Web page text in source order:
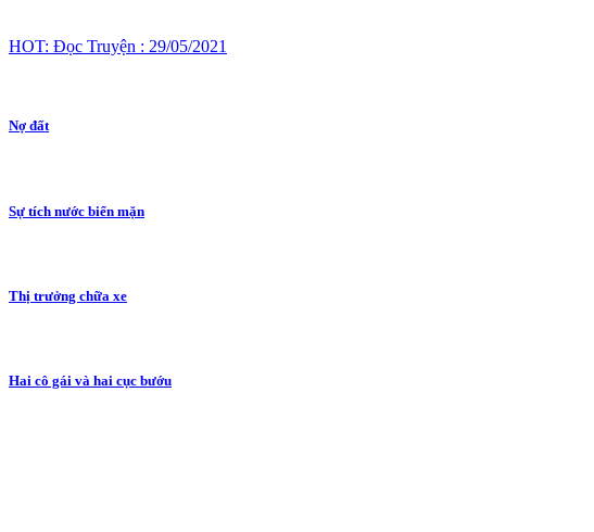
HOT: Đọc Truyện : 29/05/2021
Nợ đất
Sự tích nước biển mặn
Thị trưởng chữa xe
Hai cô gái và hai cục bướu